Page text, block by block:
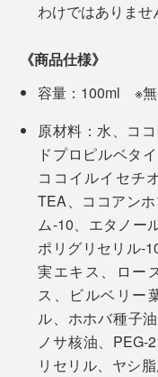
わけではありませ
《商品仕様》
容量：100ml ※
原材料：水、コ
ドプロピルベタ
ココイルイセチ
TEA、ココアン
ム-10、エタノー
ポリグリセリル-
実エキス、ロー
ス、ビルベリー
ル、ホホバ種子
ノサ核油、PEG-
リセリル、ヤシ